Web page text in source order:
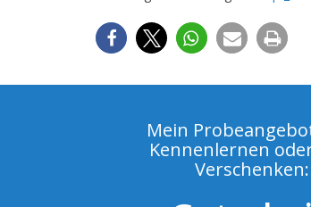
Mein
Kennenlernen
Verschenken: